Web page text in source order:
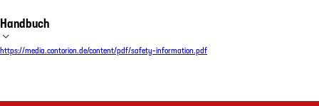
Handbuch
https://media.contorion.de/content/pdf/safety-information.pdf